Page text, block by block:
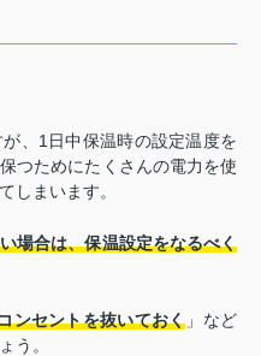
、1日中保温時の設定温度を
つためにたくさんの電力を使
しまいます。
場合は、保温設定をなるべく
ンセントを抜いておく 」など
う。